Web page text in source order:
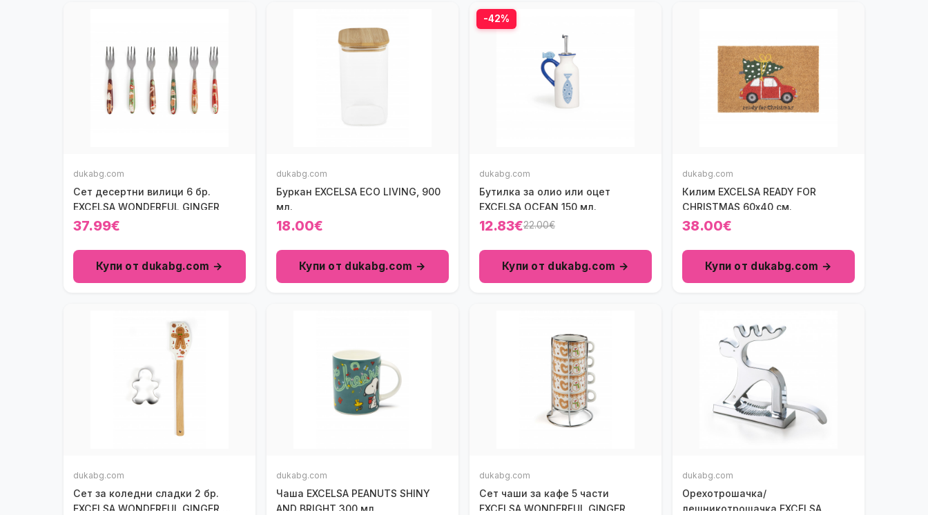
dukabg.com
Сет десертни вилици 6 бр.
EXCELSA WONDERFUL GINGER
37.99€
Купи от dukabg.com →
dukabg.com
Буркан EXCELSA ECO LIVING, 900
мл.
18.00€
Купи от dukabg.com →
-42%
dukabg.com
Бутилка за олио или оцет
EXCELSA OCEAN 150 мл.
12.83€22.00€
Купи от dukabg.com →
dukabg.com
Килим EXCELSA READY FOR
CHRISTMAS 60х40 см.
38.00€
Купи от dukabg.com →
dukabg.com
Сет за коледни сладки 2 бр.
EXCELSA WONDERFUL GINGER,
dukabg.com
Чаша EXCELSA PEANUTS SHINY
AND BRIGHT 300 мл.
dukabg.com
Сет чаши за кафе 5 части
EXCELSA WONDERFUL GINGER
dukabg.com
Орехотрошачка/
лешникотрошачка EXCELSA